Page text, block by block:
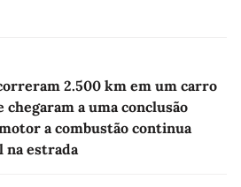
2.500 km em um carro
chegaram a uma conclusão
a combustão continua
na estrada